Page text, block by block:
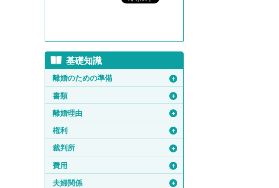
基礎知識
離婚のための準備 ＋
書類 ＋
離婚理由 ＋
権利 ＋
裁判所 ＋
費用 ＋
夫婦関係 ＋